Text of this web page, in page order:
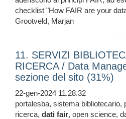
checklist "How FAIR are your
Grootveld, Marjan
11. SERVIZI
RICERCA / Data
sezione del sito (31%)
22-gen-2024 11.28.32
portalesba, sistema bibliotecario,
ricerca, dati fair, open science,